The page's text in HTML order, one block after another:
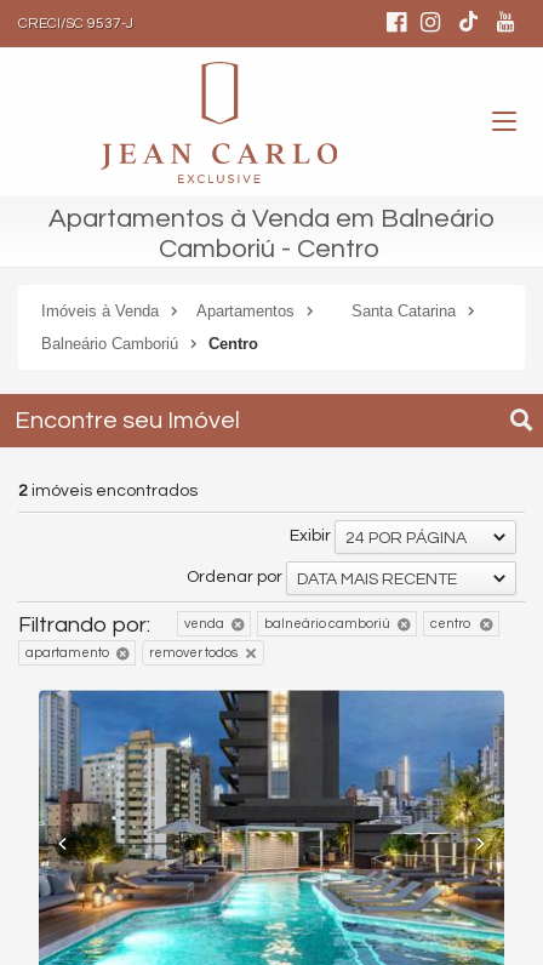
CRECI/SC 9537-J
Apartamentos à Venda em Balneário
Camboriú - Centro
Imóveis à Venda Apartamentos
Santa Catarina
Balneário Camboriú
Centro
Encontre seu Imóvel
2 imóveis encontrados
Exibir 24 POR PÁGINA
Ordenar por DATA MAIS RECENTE
Filtrando por: venda balneário camboriú centro
apartamento remover todos